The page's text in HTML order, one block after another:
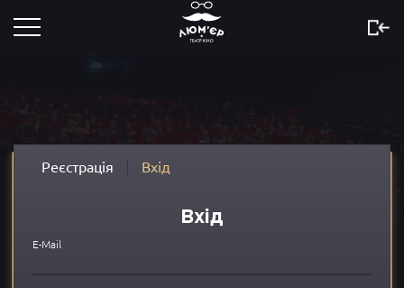
Новини
Сертифікати
Реєстрація Вхід
Вхід
E-Mail